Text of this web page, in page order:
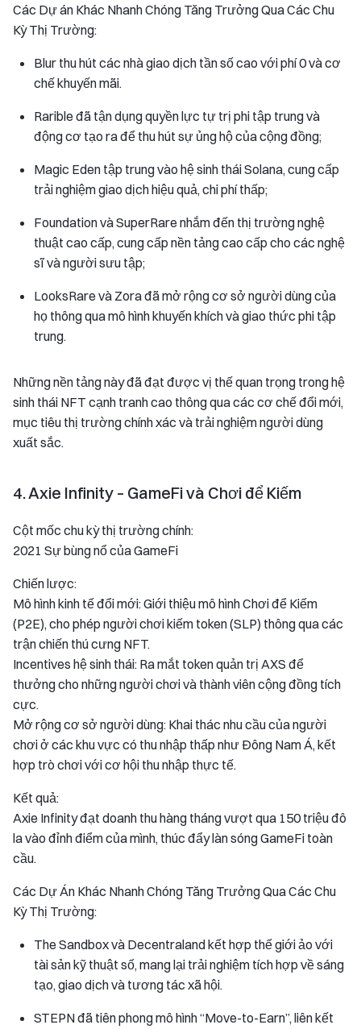
Các Dự án Khác Nhanh Chóng Tăng Trưởng Qua Các Chu
Kỳ Thị Trường:
Blur thu hút các nhà giao dịch tần số cao với phí 0 và cơ
chế khuyến mãi.
Rarible đã tận dụng quyền lực tự trị phi tập trung và
động cơ tạo ra để thu hút sự ủng hộ của cộng đồng;
Magic Eden tập trung vào hệ sinh thái Solana, cung cấp
trải nghiệm giao dịch hiệu quả, chi phí thấp;
Foundation và SuperRare nhắm đến thị trường nghệ
thuật cao cấp, cung cấp nền tảng cao cấp cho các nghệ
sĩ và người sưu tập;
LooksRare và Zora đã mở rộng cơ sở người dùng của
họ thông qua mô hình khuyến khích và giao thức phi tập
trung.
Những nền tảng này đã đạt được vị thế quan trọng trong hệ
sinh thái NFT cạnh tranh cao thông qua các cơ chế đổi mới,
mục tiêu thị trường chính xác và trải nghiệm người dùng
xuất sắc.
4. Axie Infinity – GameFi và Chơi để Kiếm
Cột mốc chu kỳ thị trường chính:
2021 Sự bùng nổ của GameFi
Chiến lược:
Mô hình kinh tế đổi mới: Giới thiệu mô hình Chơi để Kiếm
(P2E), cho phép người chơi kiếm token (SLP) thông qua các
trận chiến thú cưng NFT.
Incentives hệ sinh thái: Ra mắt token quản trị AXS để
thưởng cho những người chơi và thành viên cộng đồng tích
cực.
Mở rộng cơ sở người dùng: Khai thác nhu cầu của người
chơi ở các khu vực có thu nhập thấp như Đông Nam Á, kết
hợp trò chơi với cơ hội thu nhập thực tế.
Kết quả:
Axie Infinity đạt doanh thu hàng tháng vượt qua 150 triệu đô
la vào đỉnh điểm của mình, thúc đẩy làn sóng GameFi toàn
cầu.
Các Dự Án Khác Nhanh Chóng Tăng Trưởng Qua Các Chu
Kỳ Thị Trường:
The Sandbox và Decentraland kết hợp thế giới ảo với
tài sản kỹ thuật số, mang lại trải nghiệm tích hợp về sáng
tạo, giao dịch và tương tác xã hội.
STEPN đã tiên phong mô hình “Move-to-Earn”, liên kết